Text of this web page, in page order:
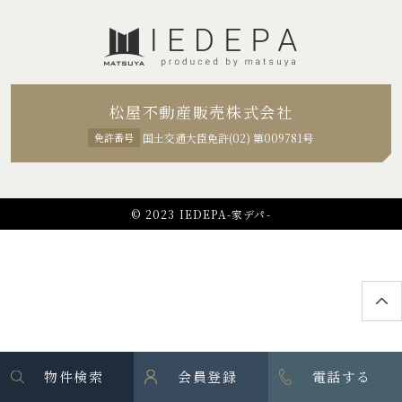
松屋不動産販売株式会社
免許番号 国土交通大臣免許(02) 第009781号
© 2023 IEDEPA-家デパ-
物件検索 会員登録 電話する